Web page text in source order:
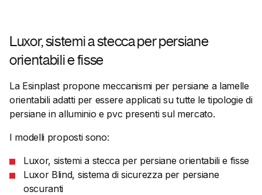
Luxor, sistemi a stecca per persiane
orientabili e fisse
La Esinplast propone meccanismi per persiane a lamelle
orientabili adatti per essere applicati su tutte le tipologie di
persiane in alluminio e pvc presenti sul mercato.
I modelli proposti sono:
Luxor, sistemi a stecca per persiane orientabili e fisse
Luxor Blind, sistema di sicurezza per persiane
oscuranti